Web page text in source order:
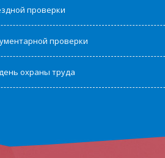
проверки
проверки
охраны труда